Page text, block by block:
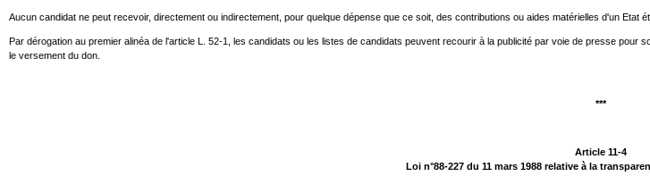
Aucun candidat ne peut recevoir, directement ou indirectement, pour quelque dépense que ce soit, des contributions ou aides matérielles d'un Etat
Par dérogation au premier alinéa de l'article L. 52-1, les candidats ou les listes de candidats peuvent recourir à la publicité par voie de presse
le versement du don.
***
Article 11-4
Loi n°88-227 du 11 mars 1988 relative à la